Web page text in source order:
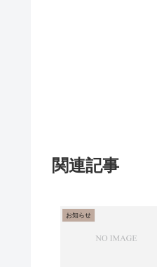
関連記事
お知らせ